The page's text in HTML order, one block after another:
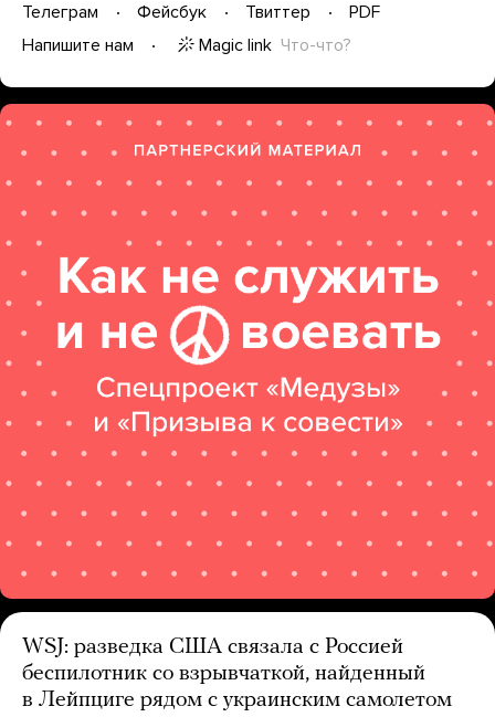
Телеграм Фейсбук Твиттер
PDF
Напишите нам
Magic link Что-что?
WSJ: разведка США связала с Россией
беспилотник со взрывчаткой, найденный
в Лейпциге рядом с украинским самолетом